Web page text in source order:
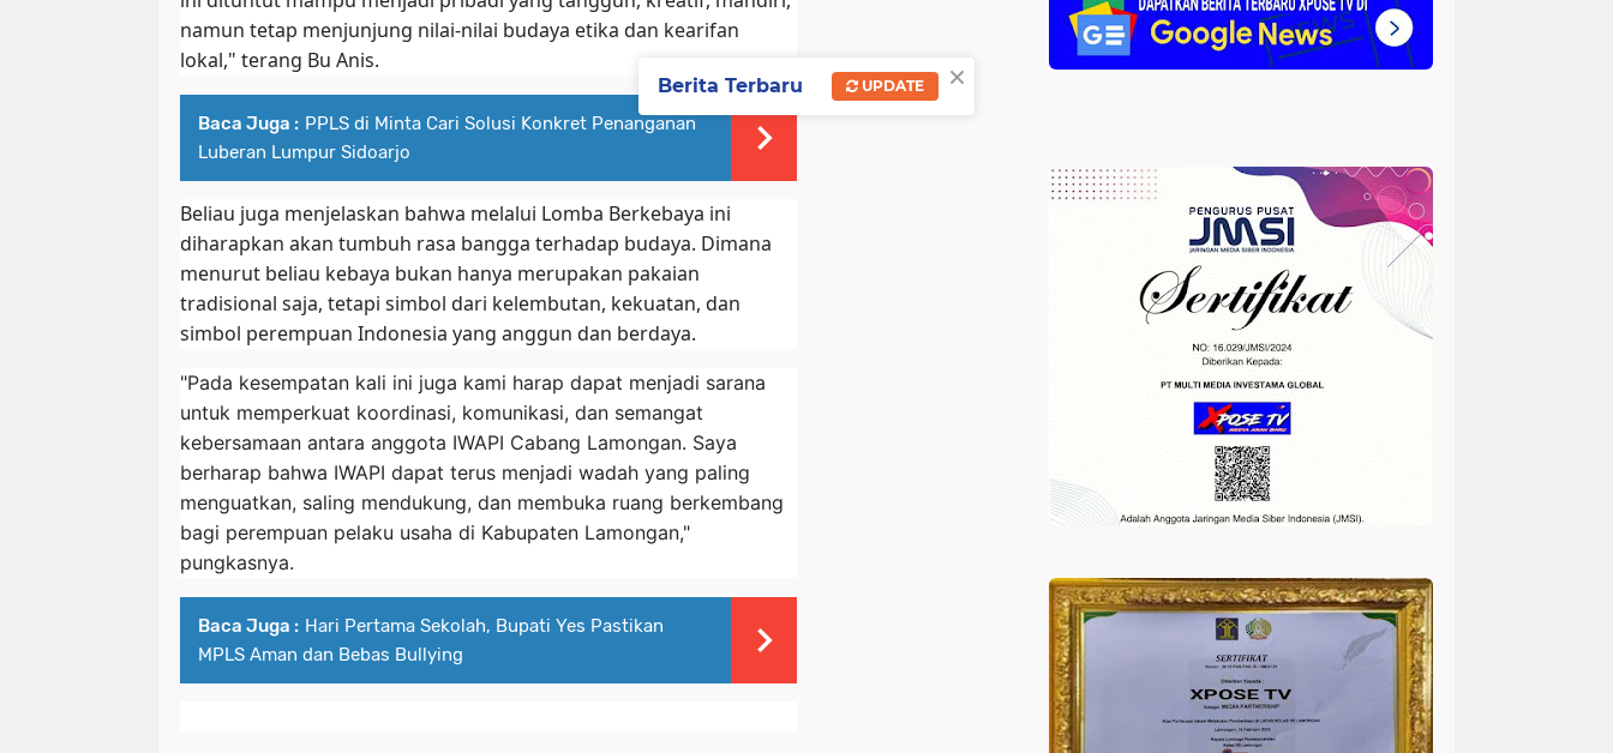
namun tetap menjunjung nilai-nilai budaya etika dan kearifan
lokal," terang Bu Anis.
Baca Juga : PPLS di Minta Cari Solusi Konkret Penanganan
Luberan Lumpur Sidoarjo
Beliau juga menjelaskan bahwa melalui Lomba Berkebaya ini
diharapkan akan tumbuh rasa bangga terhadap budaya. Dimana
menurut beliau kebaya bukan hanya merupakan pakaian
tradisional saja, tetapi simbol dari kelembutan, kekuatan, dan
simbol perempuan Indonesia yang anggun dan berdaya.
"Pada kesempatan kali ini juga kami harap dapat menjadi sarana
untuk memperkuat koordinasi, komunikasi, dan semangat
kebersamaan antara anggota IWAPI Cabang Lamongan. Saya
berharap bahwa IWAPI dapat terus menjadi wadah yang paling
menguatkan, saling mendukung, dan membuka ruang berkembang
bagi perempuan pelaku usaha di Kabupaten Lamongan,"
pungkasnya.
Baca Juga : Hari Pertama Sekolah, Bupati Yes Pastikan
MPLS Aman dan Bebas Bullying
×
Berita Terbaru UPDATE